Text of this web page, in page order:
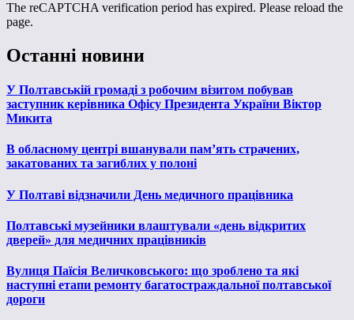
The reCAPTCHA verification period has expired. Please reload the
page.
Останні новини
У Полтавській громаді з робочим візитом побував
заступник керівника Офісу Президента України Віктор
Микита
В обласному центрі вшанували пам’ять страчених,
закатованих та загиблих у полоні
У Полтаві відзначили День медичного працівника
Полтавські музейники влаштували «день відкритих
дверей» для медичних працівників
Вулиця Паїсія Величковського: що зроблено та які
наступні етапи ремонту багатостраждальної полтавської
дороги